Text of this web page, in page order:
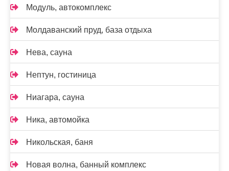
Модуль, автокомплекс
Молдаванский пруд, база отдыха
Нева, сауна
Нептун, гостиница
Ниагара, сауна
Ника, автомойка
Никольская, баня
Новая волна, банный комплекс